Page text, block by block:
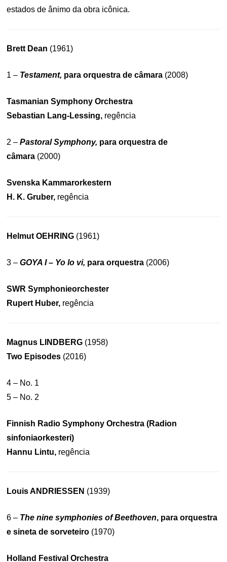
estados de ânimo da obra icônica.
Brett Dean (1961)
1 – Testament, para orquestra de câmara (2008)
Tasmanian Symphony Orchestra
Sebastian Lang-Lessing, regência
2 –Pastoral Symphony, para orquestra de
câmara (2000)
Svenska Kammarorkestern
H. K. Gruber, regência
Helmut OEHRING (1961)
3 –GOYA I – Yo lo vi, para orquestra (2006)
SWR Symphonieorchester
Rupert Huber, regência
Magnus LINDBERG (1958)
Two Episodes (2016)
4 – No. 1
5 – No. 2
Finnish Radio Symphony Orchestra (Radion
sinfoniaorkesteri)
Hannu Lintu, regência
Louis ANDRIESSEN (1939)
6 – The nine symphonies of Beethoven, para orquestra
e sineta de sorveteiro (1970)
Holland Festival Orchestra